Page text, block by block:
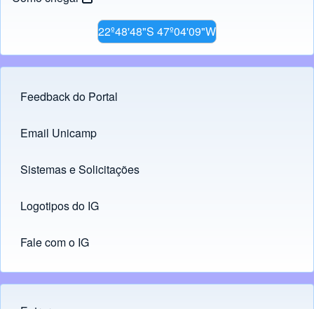
22º48'48"S 47º04'09"W
Footer menu
Feedback do Portal
Links
Email Unicamp
(opens in new tab)
Sistemas e Solicitações
(opens in new tab)
Logotipos do IG
(opens in new tab)
Fale com o IG